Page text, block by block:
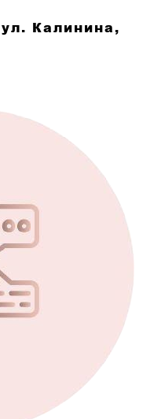
Калинина,